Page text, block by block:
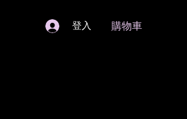
登入 購物車